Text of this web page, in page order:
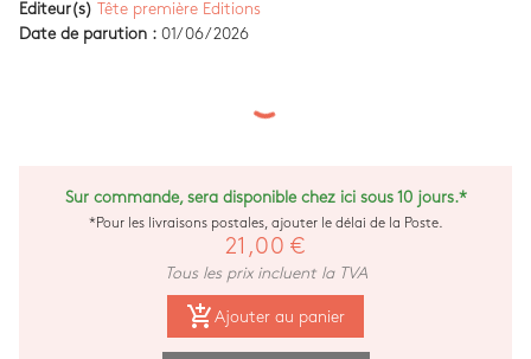
Editeur(s)
Tête première Editions
Date de parution : 01/06/2026
Sur commande, sera disponible chez ici sous 10 jours.*
*Pour les livraisons postales, ajouter le délai de la Poste.
21,00 €
Tous les prix incluent la TVA
add_shopping_cart Ajouter au panier